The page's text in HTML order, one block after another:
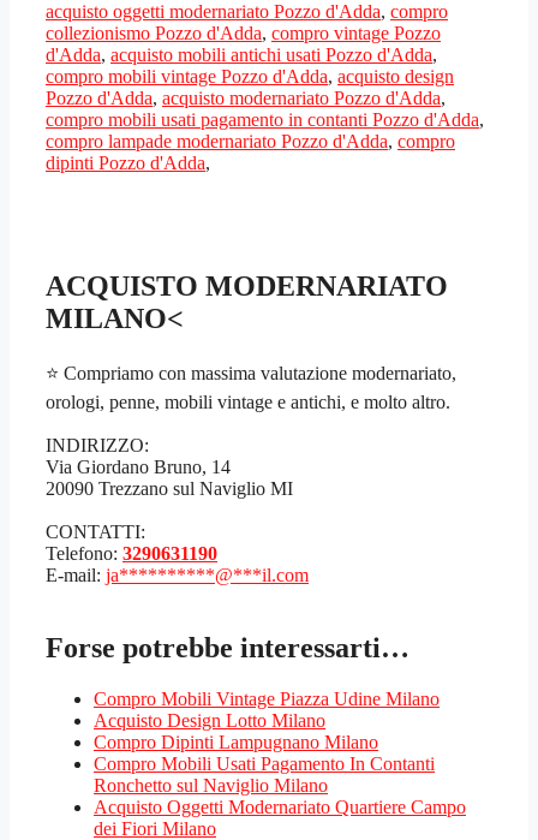
acquisto oggetti modernariato Pozzo d'Adda, compro
collezionismo Pozzo d'Adda, compro vintage Pozzo
d'Adda, acquisto mobili antichi usati Pozzo d'Adda,
compro mobili vintage Pozzo d'Adda, acquisto design
Pozzo d'Adda, acquisto modernariato Pozzo d'Adda,
compro mobili usati pagamento in contanti Pozzo d'Adda,
compro lampade modernariato Pozzo d'Adda, compro
dipinti Pozzo d'Adda,
ACQUISTO MODERNARIATO
MILANO<
⭐ Compriamo con massima valutazione modernariato,
orologi, penne, mobili vintage e antichi, e molto altro.
INDIRIZZO:
Via Giordano Bruno, 14
20090 Trezzano sul Naviglio MI
CONTATTI:
Telefono: 3290631190
E-mail: ja**********@***il.com
Forse potrebbe interessarti…
Compro Mobili Vintage Piazza Udine Milano
Acquisto Design Lotto Milano
Compro Dipinti Lampugnano Milano
Compro Mobili Usati Pagamento In Contanti
Ronchetto sul Naviglio Milano
Acquisto Oggetti Modernariato Quartiere Campo
dei Fiori Milano